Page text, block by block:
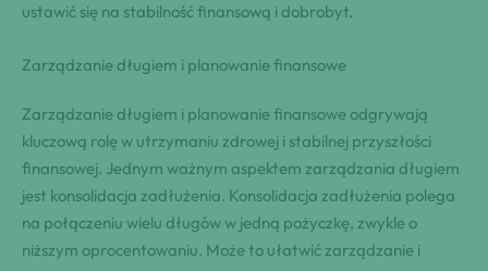
ustawić się na stabilność finansową i dobrobyt.
Zarządzanie długiem i planowanie finansowe
Zarządzanie długiem i planowanie finansowe odgrywają
kluczową rolę w utrzymaniu zdrowej i stabilnej przyszłości
finansowej. Jednym ważnym aspektem zarządzania długiem
jest konsolidacja zadłużenia. Konsolidacja zadłużenia polega
na połączeniu wielu długów w jedną pożyczkę, zwykle o
niższym oprocentowaniu. Może to ułatwić zarządzanie i